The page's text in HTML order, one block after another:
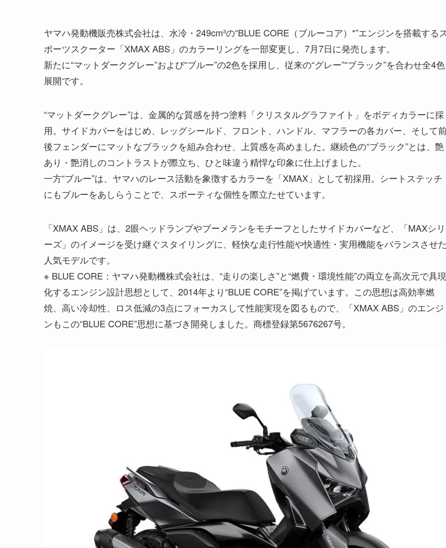
ヤマハ発動機販売株式会社は、水冷・249cm³の“BLUE CORE（ブルーコア）*”エンジンを搭載する
ポーツスクーター「XMAX ABS」のカラーリングを一部変更し、7月7日に発売します。
新たに“マットダークグレー”および“ブルー”の2色を採用し、従来の“グレー”“ブラック”を合わせ全4色
展開です。
“マットダークグレー”は、金属的な質感を持つ塗料「クリスタルグラファイト」をボディカラーに採
用。サイドカバーをはじめ、レッグシールド、フロント、ハンドル、マフラーの各カバー、そして
後フェンダーにマットなブラックを組み合わせ、上質感を高めました。継続色の“ブラック”とは、艶
あり・艶消しのコントラストが際立ち、ひと味違う精悍な印象に仕上げました。
一方“ブルー”は、ヤマハのレース活動を象徴するカラーを「XMAX」として初採用。シートステッチ
にもブルーをあしらうことで、スポーティな個性を際立たせています。
「XMAX ABS」は、2眼ヘッドランプやブーメランをモチーフとしたサイドカバーなど、「MAXシリ
ーズ」のイメージを受け継ぐスタイリングに、軽快な走行性能や快適性・実用機能をバランスさせ
人気モデルです。
※ BLUE CORE：ヤマハ発動機株式会社は、“走りの楽しさ”と“燃費・環境性能”の両立を高次元で具現
化するエンジン設計思想として、2014年より“BLUE CORE”を掲げています。この思想は高効率燃
焼、高い冷却性、ロス低減の3点にフォーカスして性能実現を図るもので、「XMAX ABS」のエンジ
ンもこの“BLUE CORE”思想に基づき開発しました。商標登録第5676267号。